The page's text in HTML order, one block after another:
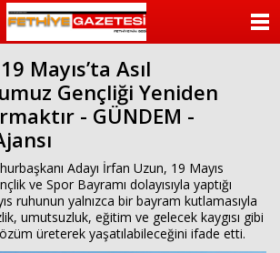
Mayıs’ta Asıl
Gençliği Yeniden
- GÜNDEM -
Adayı İrfan Uzun, 19 Mayıs
ve Spor Bayramı dolayısıyla yaptığı
ruhunun yalnızca bir bayram kutlamasıyla
umutsuzluk, eğitim ve gelecek kaygısı gibi
üreterek yaşatılabileceğini ifade etti.
KATEGORİLER
YAZARLAR
FOTO GALERİ
VİDEO GALERİ